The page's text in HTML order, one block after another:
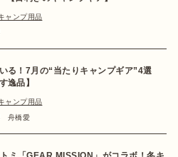
ャンプ用品
る！7月の“当たりキャンプギア”4選
逸品】
ャンプ用品
舟橋愛